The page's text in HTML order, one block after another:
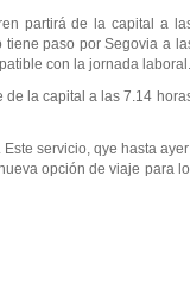
partirá de la capital a
paso por Segovia a
con la jornada laboral.
la capital a las 7.14
servicio, qye hasta
opción de viaje para